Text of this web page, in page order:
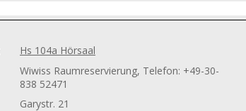
Hs 104a Hörsaal
Wiwiss Raumreservierung, Telefon: +49-30-
838 52471
Garystr. 21